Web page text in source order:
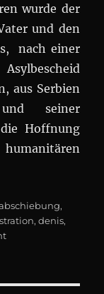
wurde der
und den
nach einer
aus Serbien
seiner
Hoffnung
Denis und
Tags
,
,denis,
on